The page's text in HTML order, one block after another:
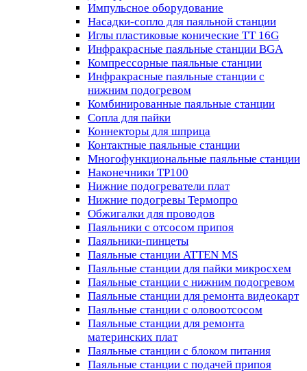
Импульсное оборудование
Насадки-сопло для паяльной станции
Иглы пластиковые конические TT 16G
Инфракрасные паяльные станции BGA
Компрессорные паяльные станции
Инфракрасные паяльные станции с
нижним подогревом
Комбинированные паяльные станции
Сопла для пайки
Коннекторы для шприца
Контактные паяльные станции
Многофункциональные паяльные станции
Наконечники TP100
Нижние подогреватели плат
Нижние подогревы Термопро
Обжигалки для проводов
Паяльники с отсосом припоя
Паяльники-пинцеты
Паяльные станции ATTEN MS
Паяльные станции для пайки микросхем
Паяльные станции с нижним подогревом
Паяльные станции для ремонта видеокарт
Паяльные станции с оловоотсосом
Паяльные станции для ремонта
материнских плат
Паяльные станции с блоком питания
Паяльные станции с подачей припоя